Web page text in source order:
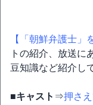
【「朝鮮弁護士」
トの紹介、放送に
豆知識など紹介し
■キャスト ⇒押さ